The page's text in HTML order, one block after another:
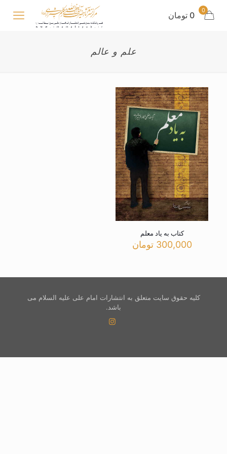
0 0 تومان
علم و عالم
کتاب به یاد معلم
300,000 تومان
کلیه حقوق سایت متعلق به انتشارات امام علی علیه السلام می
باشد.